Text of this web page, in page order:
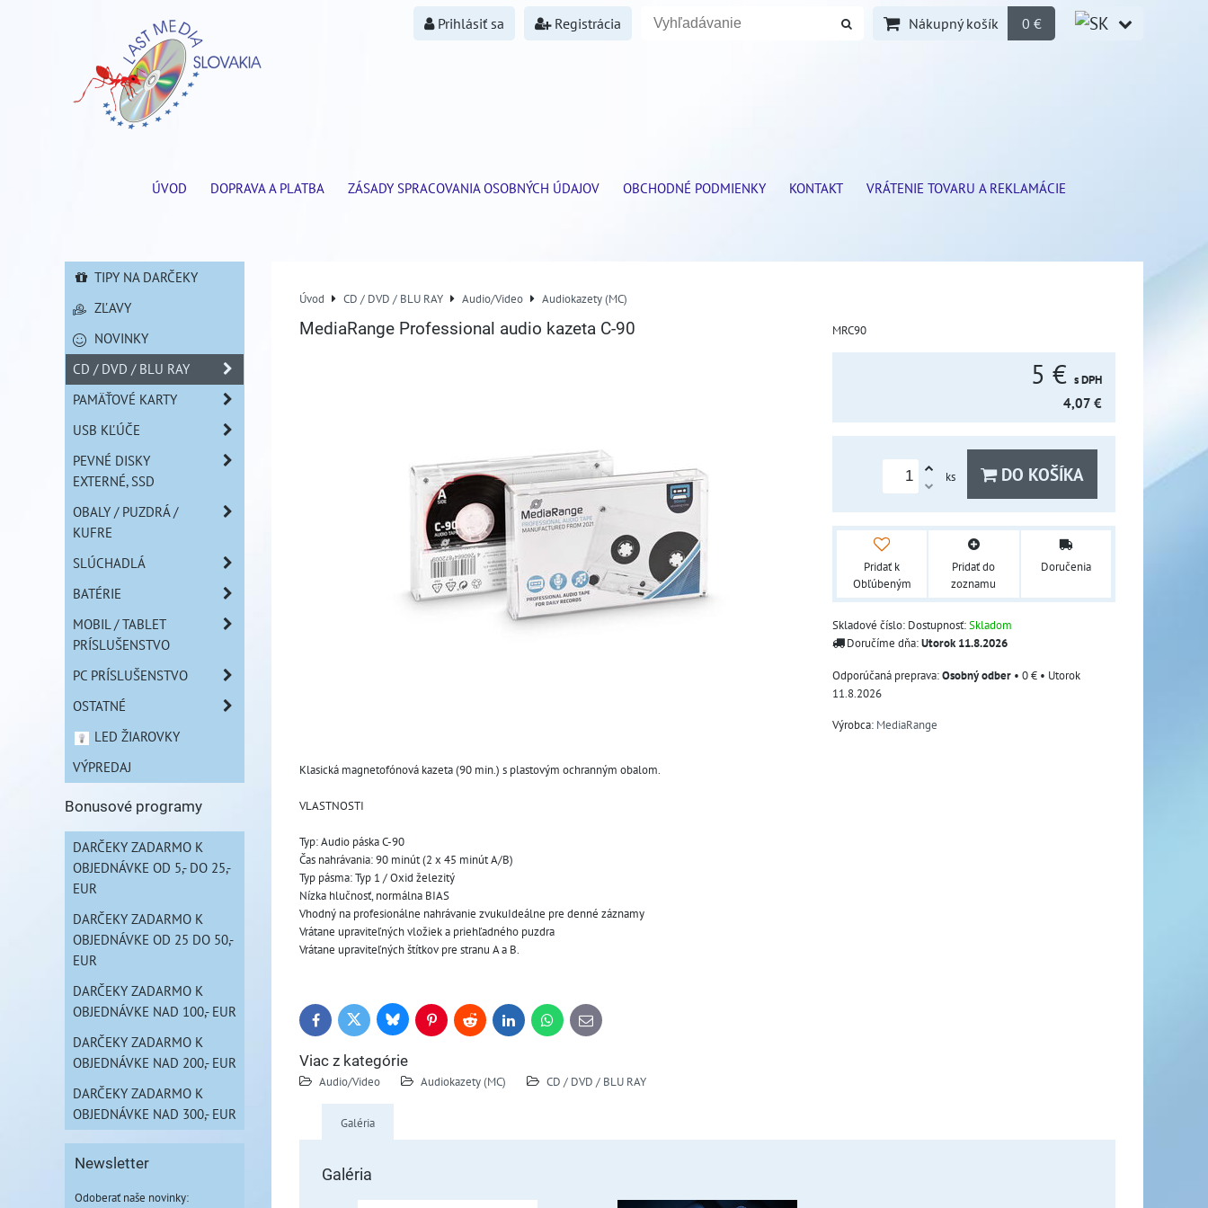
Prihlásiť sa Registrácia Nákupný košík 0 €
ÚVOD DOPRAVA A PLATBA ZÁSADY SPRACOVANIA OSOBNÝCH ÚDAJOV OBCHODNÉ PODMIENKY KONTAKT VRÁTENIE TOVARU A REKLAMÁCIE
Úvod CD / DVD / BLU RAY Audio/Video Audiokazety (MC)
MediaRange Professional audio kazeta C-90 MRC90
5 € s DPH
4,07 €
ks DO KOŠÍKA
Pridať k
Obľúbeným
Pridať do
zoznamu
Doručenia
Skladové číslo: Dostupnosť:Skladom
Doručíme dňa:Utorok11.8.2026
Osobný odber • 0 € • Utorok
11.8.2026
Výrobca: MediaRange
Klasická magnetofónová kazeta (90 min.) s plastovým ochranným obalom.
VLASTNOSTI
Typ: Audio páska C-90
Čas nahrávania: 90 minút (2 x 45 minút A/B)
Typ pásma: Typ 1 / Oxid železitý
Nízka hlučnosť, normálna BIAS
Vhodný na profesionálne nahrávanie zvukuIdeálne pre denné záznamy
Vrátane upraviteľných vložiek a priehľadného puzdra
Vrátane upraviteľných štítkov pre stranu A a B.
FacebookTwitter BlueskyPinterestReddit LinkedInWhatsApp
E-
mail
Viac z kategórie
Audio/Video Audiokazety (MC) CD / DVD / BLU RAY
Galéria
Galéria
TIPY NA DARČEKY
ZĽAVY
NOVINKY
CD / DVD / BLU RAY
PAMÄŤOVÉ KARTY
USB KĽÚČE
PEVNÉ DISKY
EXTERNÉ, SSD
OBALY / PUZDRÁ /
KUFRE
SLÚCHADLÁ
BATÉRIE
MOBIL / TABLET
PRÍSLUŠENSTVO
PC PRÍSLUŠENSTVO
OSTATNÉ
LED ŽIAROVKY
VÝPREDAJ
Bonusové programy
DARČEKY ZADARMO K
OBJEDNÁVKE OD 5,- DO 25,-
EUR
DARČEKY ZADARMO K
OBJEDNÁVKE OD 25 DO 50,-
EUR
DARČEKY ZADARMO K
OBJEDNÁVKE NAD 100,- EUR
DARČEKY ZADARMO K
OBJEDNÁVKE NAD 200,- EUR
DARČEKY ZADARMO K
OBJEDNÁVKE NAD 300,- EUR
Newsletter
Odoberať naše novinky: